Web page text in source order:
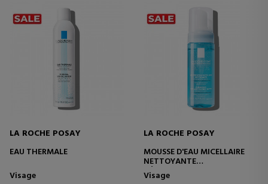
LA ROCHE POSAY
EAU THERMALE
Visage
LA ROCHE POSAY
MOUSSE D'EAU MICELLAIRE
NETTOYANTE
DÉMAQUILLANT MOUSSANT
Visage